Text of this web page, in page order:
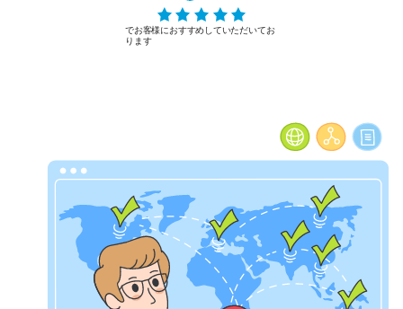
でお客様におすすめしていただいてお
ります